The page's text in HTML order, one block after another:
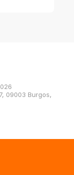
09003 Burgos,